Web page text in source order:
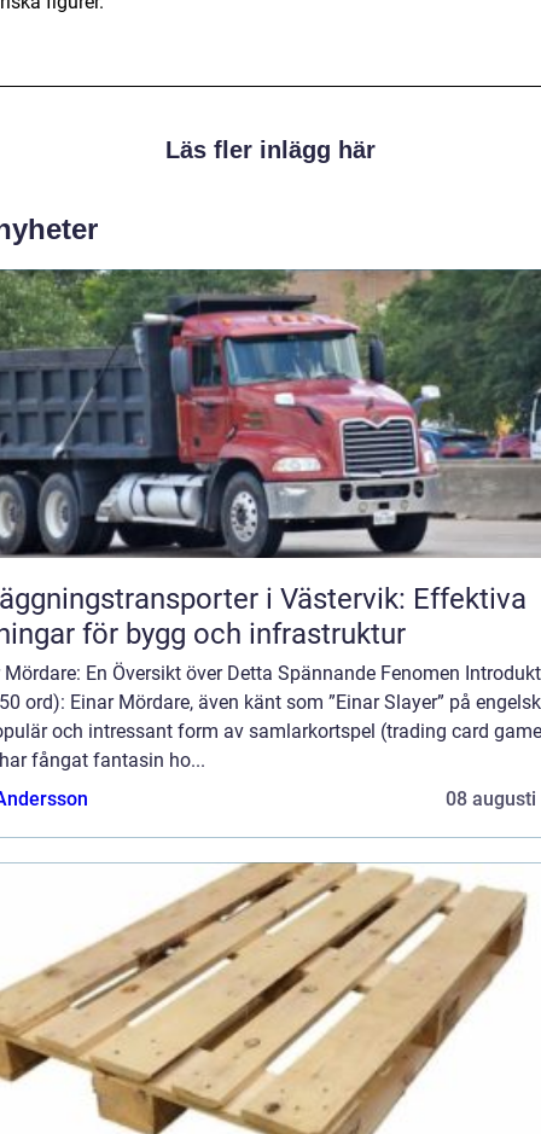
Läs fler inlägg här
i Västervik: Effektiva
för bygg och infrastruktur
Mördare: En Översikt över Detta Spännande Fenomen
ord): Einar Mördare, även känt som ”Einar Slayer” på
och intressant form av samlarkortspel (trading card
fångat fantasin ho...
08 augusti